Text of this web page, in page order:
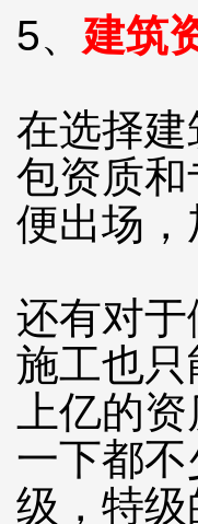
5、 建筑
在选择
包资质
便出场
还有对
施工也
上亿的
一下都
级，特